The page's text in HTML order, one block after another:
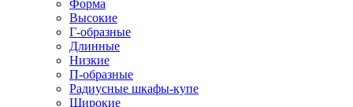
Форма
Высокие
Г-образные
Длинные
Низкие
П-образные
Радиусные шкафы-купе
Широкие